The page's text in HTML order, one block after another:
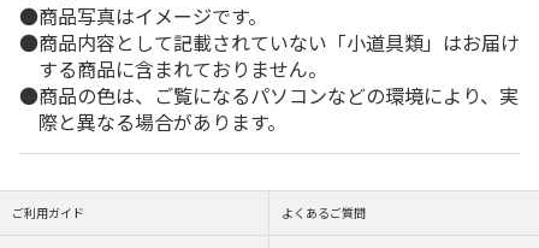
商品写真はイメージです。
商品内容として記載されていない「小道具類」はお届け
する商品に含まれておりません。
商品の色は、ご覧になるパソコンなどの環境により、実
際と異なる場合があります。
ご利用ガイド よくあるご質問